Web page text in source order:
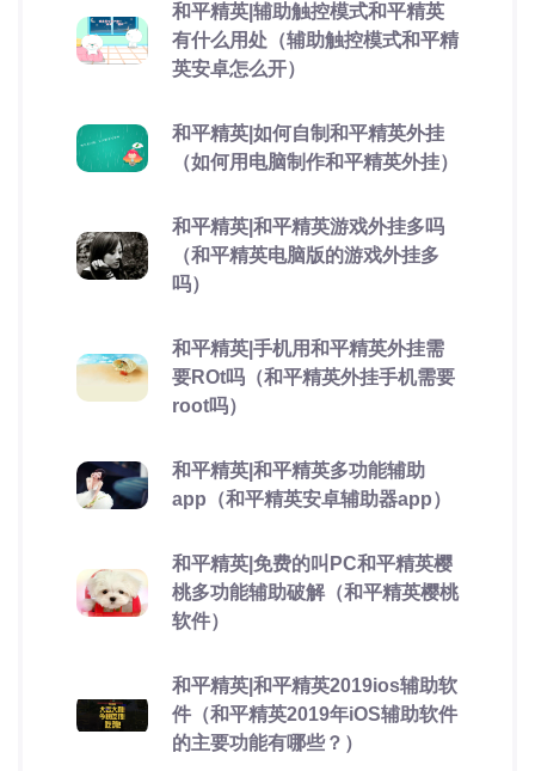
和平精英|辅助触控模式和平精英
有什么用处（辅助触控模式和平精
英安卓怎么开）
和平精英|如何自制和平精英外挂
（如何用电脑制作和平精英外挂）
和平精英|和平精英游戏外挂多吗
（和平精英电脑版的游戏外挂多
吗）
和平精英|手机用和平精英外挂需
要ROt吗（和平精英外挂手机需要
root吗）
和平精英|和平精英多功能辅助
app（和平精英安卓辅助器app）
和平精英|免费的叫PC和平精英樱
桃多功能辅助破解（和平精英樱桃
软件）
和平精英|和平精英2019ios辅助软
件（和平精英2019年iOS辅助软件
的主要功能有哪些？）